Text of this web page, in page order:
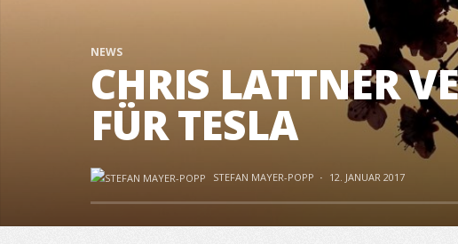
NEWS
CHRIS LATTNER
FÜR TESLA
STEFAN MAYER-POPP · 12. JANUAR 2017